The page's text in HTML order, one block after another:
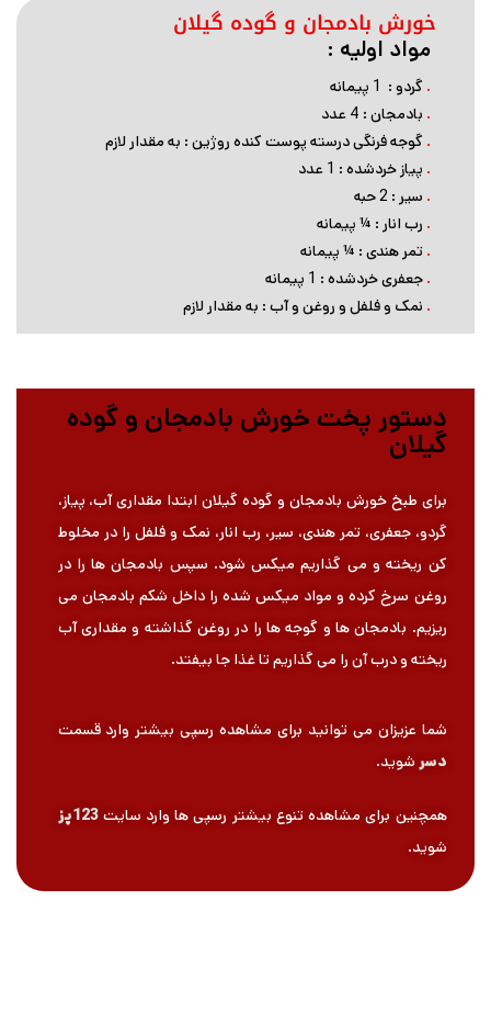
خورش بادمجان و گوده گیلان
مواد اولیه :
. گردو : 1 پیمانه
. بادمجان : 4 عدد
. گوجه فرنگی درسته پوست کنده روژین : به مقدار لازم
. پیاز خردشده : 1 عدد
. سیر : 2 حبه
. رب انار : ¼ پیمانه
. تمر هندی : ¼ پیمانه
. جعفری خردشده : 1 پیمانه
. نمک و فلفل و روغن و آب : به مقدار لازم
دستور پخت خورش بادمجان و گوده
گیلان
برای طبخ خورش بادمجان و گوده گیلان ابتدا مقداری آب، پیاز،
گردو، جعفری، تمر هندی، سیر، رب انار، نمک و فلفل را در مخلوط
کن ریخته و می گذاریم میکس شود. سپس بادمجان ها را در
روغن سرخ کرده و مواد میکس شده را داخل شکم بادمجان می
ریزیم. بادمجان ها و گوجه ها را در روغن گذاشته و مقداری آب
ریخته و درب آن را می گذاریم تا غذا جا بیفتد.
شما عزیزان می توانید برای مشاهده رسپی بیشتر وارد قسمت
دسر شوید.
همچنین برای مشاهده تنوع بیشتر رسپی ها وارد سایت123پز
شوید.